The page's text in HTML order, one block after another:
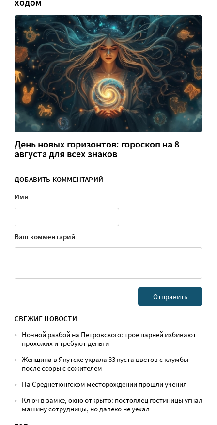
День новых горизонтов: гороскоп на 8
августа для всех знаков
ДОБАВИТЬ КОММЕНТАРИЙ
Имя
Ваш комментарий
СВЕЖИЕ НОВОСТИ
Ночной разбой на Петровского: трое парней избивают
прохожих и требуют деньги
Женщина в Якутске украла 33 куста цветов с клумбы
после ссоры с сожителем
На Среднетюнгском месторождении прошли учения
Ключ в замке, окно открыто: постоялец гостиницы угнал
машину сотрудницы, но далеко не уехал